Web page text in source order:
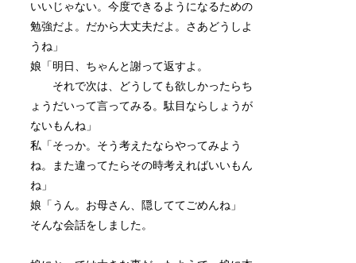
いいじゃない。今度できるようになるための
勉強だよ。だから大丈夫だよ。さあどうしよ
うね」
娘「明日、ちゃんと謝って返すよ。
それで次は、どうしても欲しかったらち
ょうだいって言ってみる。駄目ならしょうが
ないもんね」
私「そっか。そう考えたならやってみよう
ね。また違ってたらその時考えればいいもん
ね」
娘「うん。お母さん、隠しててごめんね」
そんな会話をしました。